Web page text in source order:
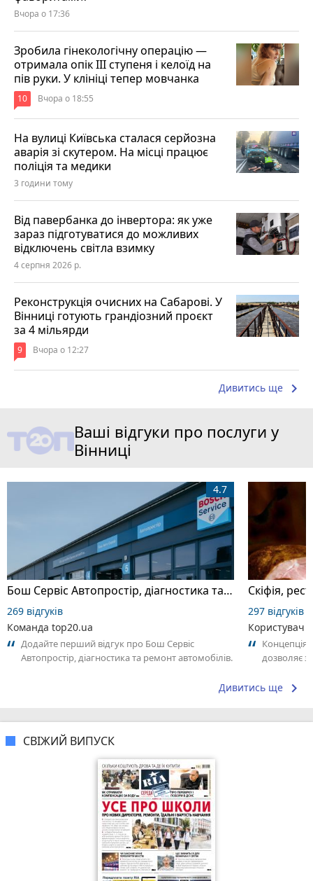
Вчора о 17:36
Зробила гінекологічну операцію —
отримала опік ІІІ ступеня і келоїд на
пів руки. У клініці тепер мовчанка
10 Вчора о 18:55
На вулиці Київська сталася серйозна
аварія зі скутером. На місці працює
поліція та медики
3 години тому
Від павербанка до інвертора: як уже
зараз підготуватися до можливих
відключень світла взимку
4 серпня 2026 р.
Реконструкція очисних на Сабарові. У
Вінниці готують грандіозний проєкт
за 4 мільярди
9 Вчора о 12:27
Дивитись ще keyboard_arrow_right
Ваші відгуки про послуги у
Вінниці
Бош Сервіс Автопростір, діагностика та ремонт автомобілів
4.7
269 відгуків
Команда top20.ua
Додайте перший відгук про Бош Сервіс
Автопростір, діагностика та ремонт автомобілів.
Скіфія,
297 відгуків
Користувач
дозволяє
Дивитись ще keyboard_arrow_right
СВІЖИЙ ВИПУСК